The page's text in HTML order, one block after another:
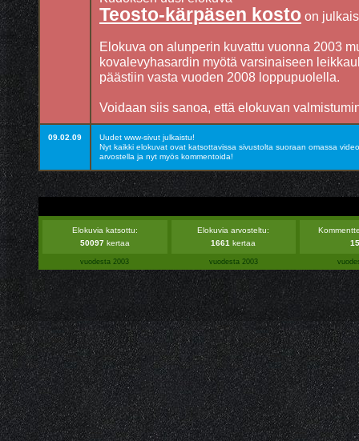
Teosto-kärpäsen kosto on
Elokuva on alunperin kuvattu vuonna 2003
kovalevyhasardin myötä varsinaiseen
päästiin vasta vuoden 2008 loppupuolella.
Voidaan siis sanoa, että elokuvan
09.02.09
Uudet www-sivut julkaistu!
Nyt kaikki elokuvat ovat katsottavissa sivustolta suoraan omassa
arvostella ja nyt myös kommentoida!
Elokuvia katsottu:
50097 kertaa
Elokuvia arvosteltu:
1661kertaa
vuodesta 2003 vuodesta 2003